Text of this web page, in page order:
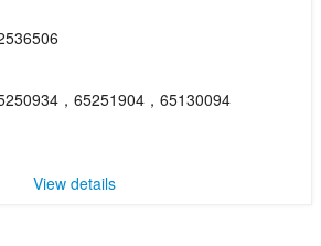
，65251904，65130094
View details